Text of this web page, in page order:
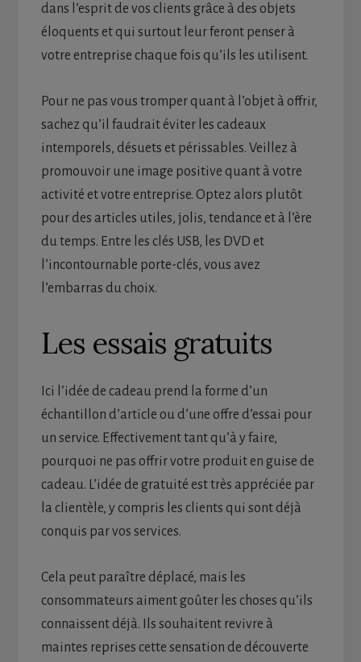
dans l’esprit de vos clients grâce à des objets
éloquents et qui surtout leur feront penser à
votre entreprise chaque fois qu’ils les utilisent.
Pour ne pas vous tromper quant à l’objet à offrir,
sachez qu’il faudrait éviter les cadeaux
intemporels, désuets et périssables. Veillez à
promouvoir une image positive quant à votre
activité et votre entreprise. Optez alors plutôt
pour des articles utiles, jolis, tendance et à l’ère
du temps. Entre les clés USB, les DVD et
l’incontournable porte-clés, vous avez
l’embarras du choix.
Les essais gratuits
Ici l’idée de cadeau prend la forme d’un
échantillon d’article ou d’une offre d’essai pour
un service. Effectivement tant qu’à y faire,
pourquoi ne pas offrir votre produit en guise de
cadeau. L’idée de gratuité est très appréciée par
la clientèle, y compris les clients qui sont déjà
conquis par vos services.
Cela peut paraître déplacé, mais les
consommateurs aiment goûter les choses qu’ils
connaissent déjà. Ils souhaitent revivre à
maintes reprises cette sensation de découverte